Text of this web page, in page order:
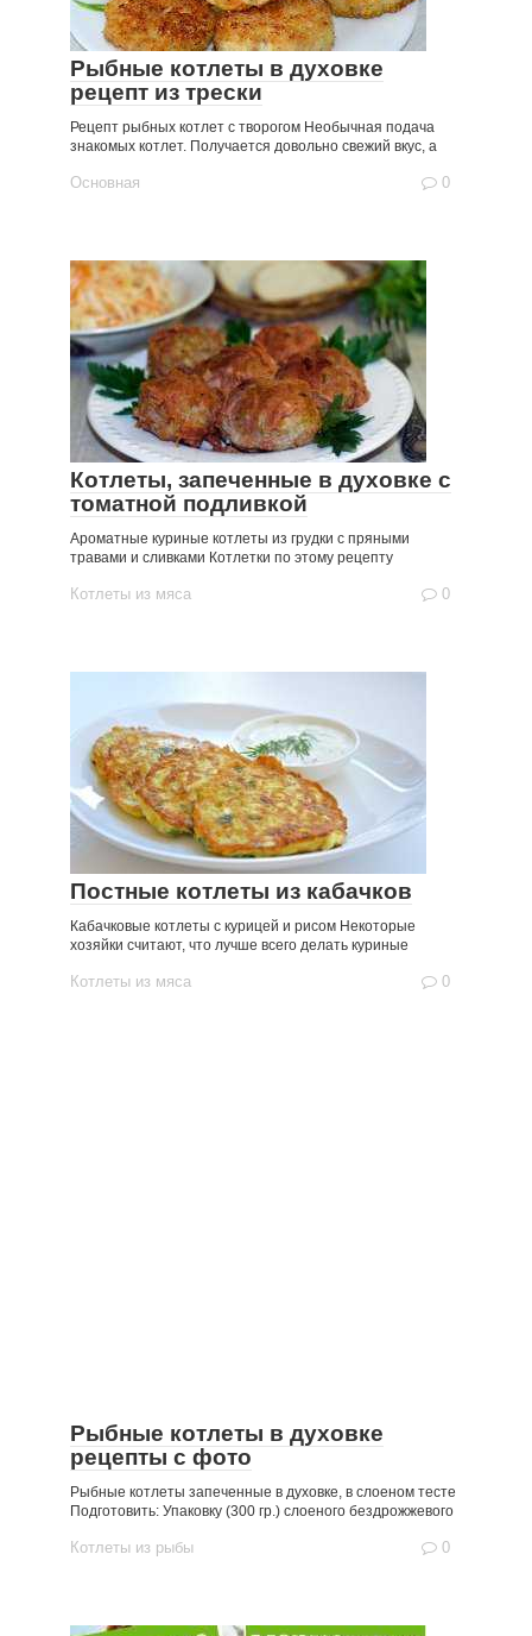
Рыбные котлеты в духовке
рецепт из трески
Рецепт рыбных котлет с творогом Необычная подача
знакомых котлет. Получается довольно свежий вкус, а
Основная 0
Котлеты, запеченные в духовке с
томатной подливкой
Ароматные куриные котлеты из грудки с пряными
травами и сливками Котлетки по этому рецепту
Котлеты из мяса 0
Постные котлеты из кабачков
Кабачковые котлеты с курицей и рисом Некоторые
хозяйки считают, что лучше всего делать куриные
Котлеты из мяса 0
Рыбные котлеты в духовке
рецепты с фото
Рыбные котлеты запеченные в духовке, в слоеном тесте
Подготовить: Упаковку (300 гр.) слоеного бездрожжевого
Котлеты из рыбы 0